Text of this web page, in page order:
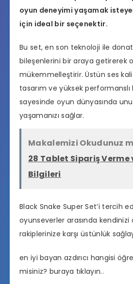
oyun deneyimi yaşamak
için ideal bir seçenektir.
Bu set, en son teknoloji ile
bileşenlerini bir araya getirerek
mükemmelleştirir. Üstün ses
tasarım ve yüksek performanslı
sayesinde oyun dünyasında
yaşamanızı sağlar.
Makalemizi Okudunuz
28 Tablet Sipariş Verme
Bilgileri
Black Snake Super Set’i tercih
oyunseverler arasında kendinizi
rakiplerinize karşı üstünlük
en iyi bayan azdırıcı hangisi
misiniz? buraya tıklayın..